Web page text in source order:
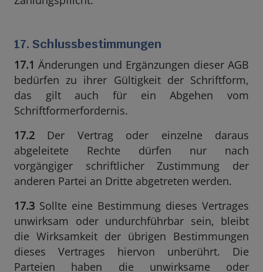
17. Schlussbestimmungen
17.1 Änderungen und Ergänzungen dieser AGB
bedürfen zu ihrer Gültigkeit der Schriftform,
das gilt auch für ein Abgehen vom
Schriftformerfordernis.
17.2 Der Vertrag oder einzelne daraus
abgeleitete Rechte dürfen nur nach
vorgängiger schriftlicher Zustimmung der
anderen Partei an Dritte abgetreten werden.
17.3 Sollte eine Bestimmung dieses Vertrages
unwirksam oder undurchführbar sein, bleibt
die Wirksamkeit der übrigen Bestimmungen
dieses Vertrages hiervon unberührt. Die
Parteien haben die unwirksame oder